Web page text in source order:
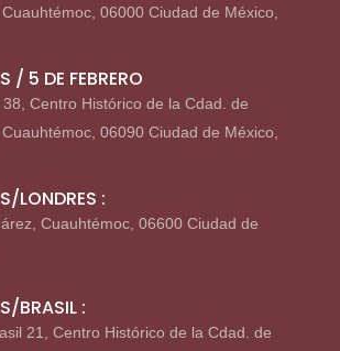
06000 Ciudad de México,
/ 5 DE FEBRERO
Centro Histórico de la Cdad. de
06090 Ciudad de México,
LONDRES :
Cuauhtémoc, 06600 Ciudad de
BRASIL :
21, Centro Histórico de la Cdad. de